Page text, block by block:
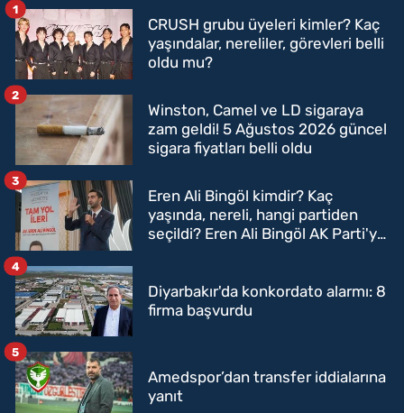
CRUSH grubu üyeleri kimler? Kaç
yaşındalar, nereliler, görevleri belli
oldu mu?
1
Winston, Camel ve LD sigaraya
zam geldi! 5 Ağustos 2026 güncel
sigara fiyatları belli oldu
2
Eren Ali Bingöl kimdir? Kaç
yaşında, nereli, hangi partiden
seçildi? Eren Ali Bingöl AK Parti'ye
3
Diyarbakır'da konkordato alarmı: 8
firma başvurdu
4
Amedspor’dan transfer iddialarına
yanıt
5